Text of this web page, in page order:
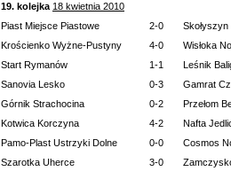
19. kolejka 18 kwietnia 2010
Piast Miejsce Piastowe
2-0
Skołyszyn
Krościenko Wyżne-Pustyny
4-0
Wisłoka
Start Rymanów
1-1
Leśnik
Sanovia Lesko
0-3
Gamrat
Górnik Strachocina
0-2
Przełom
Kotwica Korczyna
4-2
Nafta
Pamo-Plast Ustrzyki Dolne
0-0
Cosmos
Szarotka Uherce
3-0